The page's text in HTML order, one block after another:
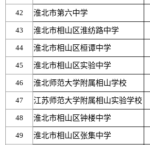
42 淮北市第六中学
43 淮北市相山区淮纺路中学
44 淮北市相山区桓谭中学
45 淮北市相山区实验中学
46 淮北师范大学附属相山学校
47 江苏师范大学附属相山实验学校
48 淮北市相山区钟楼中学
49 淮北市相山区张集中学